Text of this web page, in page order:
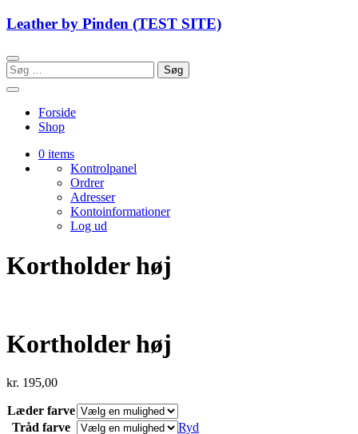
Skip
Leather by Pinden (TEST SITE)
Søg
efter:
Forside
Shop
0 items
Kontrolpanel
Ordrer
Adresser
Kontoinformationer
Log ud
Kortholder høj
Kortholder høj
kr. 195,00
Læder farve
Tråd farve
Ryd